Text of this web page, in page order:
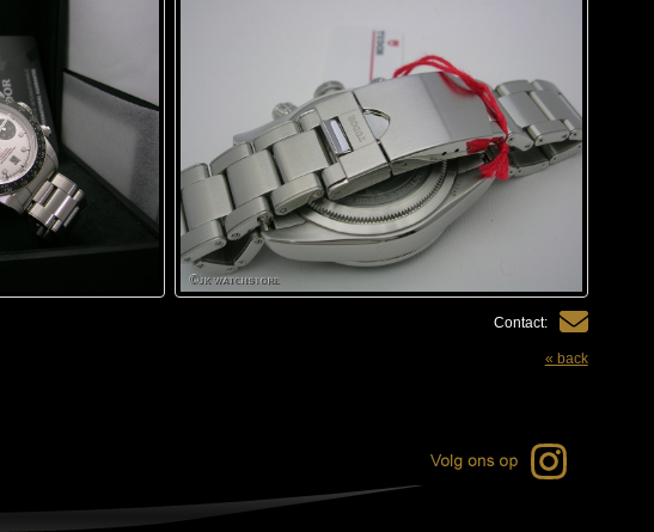
Contact:
« back